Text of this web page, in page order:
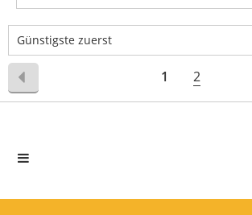
Günstigste zuerst
1 2